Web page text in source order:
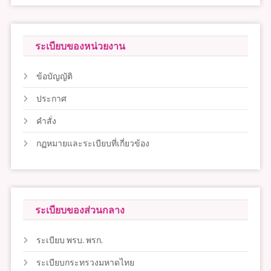
ระเบียบของหน่วยงาน
ข้อบัญญัติ
ประกาศ
คำสั่ง
กฏหมายและระเบียบที่เกี่ยวข้อง
ระเบียบของส่วนกลาง
ระเบียบ พรบ. พรก.
ระเบียบกระทรวงมหาดไทย